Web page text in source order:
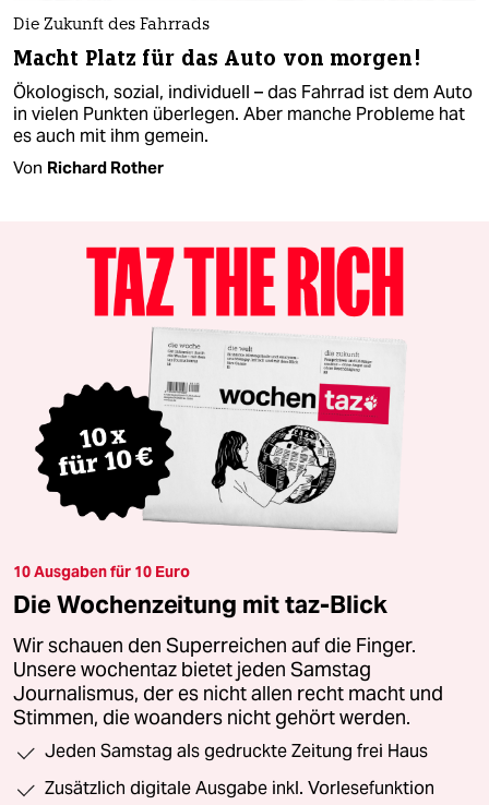
Die Zukunft des Fahrrads
Macht Platz für das Auto von morgen!
Ökologisch, sozial, individuell – das Fahrrad ist dem Auto
in vielen Punkten überlegen. Aber manche Probleme hat
es auch mit ihm gemein.
Von Richard Rother
10 Ausgaben für 10 Euro
Die Wochenzeitung mit taz-Blick
Wir schauen den Superreichen auf die Finger.
Unsere wochentaz bietet jeden Samstag
Journalismus, der es nicht allen recht macht und
Stimmen, die woanders nicht gehört werden.
Jeden Samstag als gedruckte Zeitung frei Haus
Zusätzlich digitale Ausgabe inkl. Vorlesefunktion